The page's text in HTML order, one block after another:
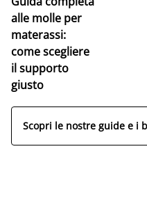
alle molle per
materassi:
come scegliere
il supporto
giusto
Scopri le nostre guide e i